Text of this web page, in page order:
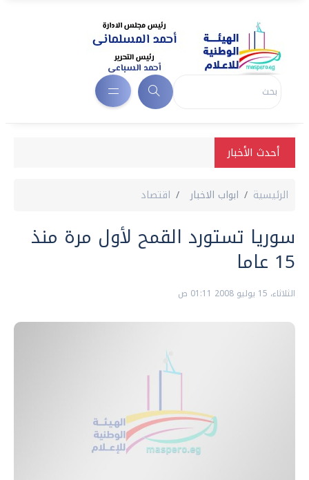
أحدث الأخبار
الرئيسية ابواب الاخبار اقتصاد
سوريا تستورد القمح لأول مرة منذ
15 عاما
الثلاثاء، 15 يوليو 2008 01:11 ص